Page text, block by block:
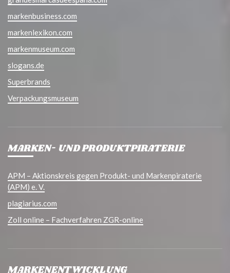
markenbusiness.com
markenlexikon.com
markenmuseum.com
slogans.de
Superbrands
Verpackungsmuseum
MARKEN- UND PRODUKTPIRATERIE
APM – Aktionskreis gegen Produkt- und Markenpiraterie
(APM) e. V.
plagiarius.com
Zoll online – Fachverfahren ZGR-online